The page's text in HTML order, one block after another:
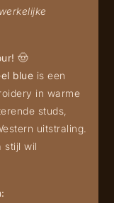
🤠
blue is een
in warme
studs,
uitstraling.
stijl wil